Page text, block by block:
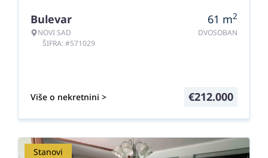
Bulevar
NOVI SAD
ŠIFRA: #571029
61 m2
DVOSOBAN
Više o nekretnini > €212.000
Stanovi